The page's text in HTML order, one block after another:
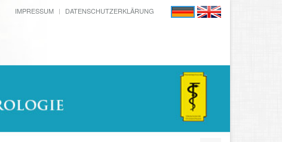
IMPRESSUM DATENSCHUTZERKLÄRUNG